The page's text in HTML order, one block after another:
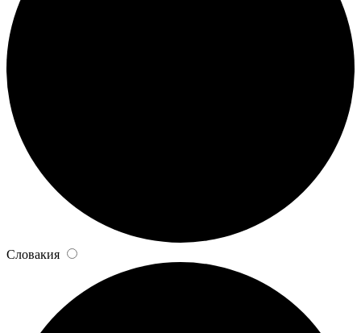
Словакия